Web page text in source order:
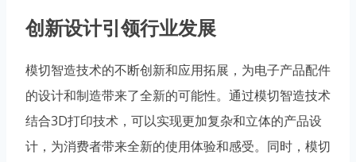
创新设计引领行业发展
模切智造技术的不断创新和应用拓展，为电子产品配件
的设计和制造带来了全新的可能性。通过模切智造技术
结合3D打印技术，可以实现更加复杂和立体的产品设
计，为消费者带来全新的使用体验和感受。同时，模切